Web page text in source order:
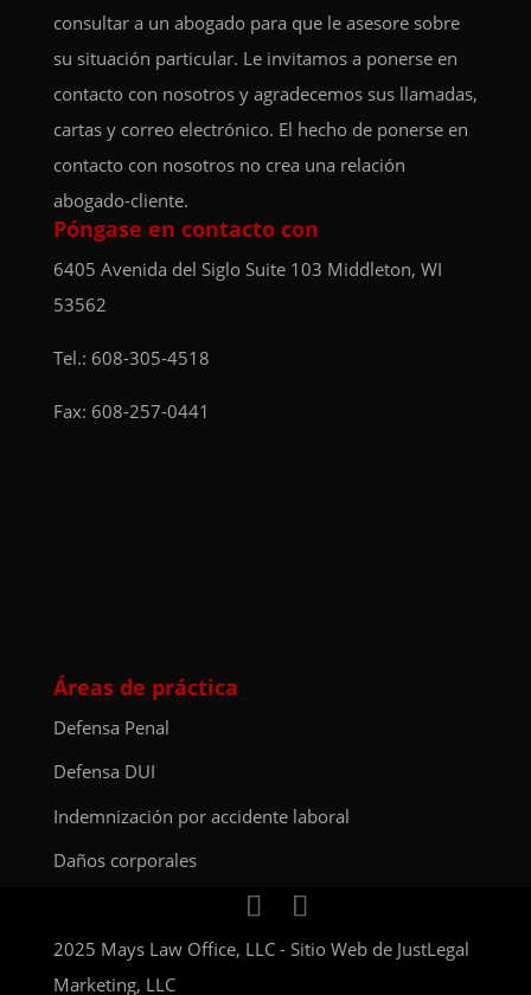
consultar a un abogado para que le asesore sobre
su situación particular. Le invitamos a ponerse en
contacto con nosotros y agradecemos sus llamadas,
cartas y correo electrónico. El hecho de ponerse en
contacto con nosotros no crea una relación
abogado-cliente.
Póngase en contacto con
6405 Avenida del Siglo Suite 103 Middleton, WI
53562
Tel.: 608-305-4518
Fax: 608-257-0441
Áreas de práctica
Defensa Penal
Defensa DUI
Indemnización por accidente laboral
Daños corporales
2025 Mays Law Office, LLC - Sitio Web de JustLegal
Marketing, LLC